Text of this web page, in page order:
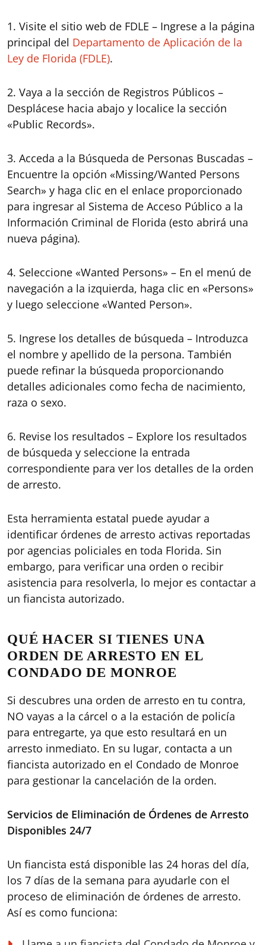
1. Visite el sitio web de FDLE – Ingrese a la página
principal del Departamento de Aplicación de la
Ley de Florida (FDLE).
2. Vaya a la sección de Registros Públicos –
Desplácese hacia abajo y localice la sección
«Public Records».
3. Acceda a la Búsqueda de Personas Buscadas –
Encuentre la opción «Missing/Wanted Persons
Search» y haga clic en el enlace proporcionado
para ingresar al Sistema de Acceso Público a la
Información Criminal de Florida (esto abrirá una
nueva página).
4. Seleccione «Wanted Persons» – En el menú de
navegación a la izquierda, haga clic en «Persons»
y luego seleccione «Wanted Person».
5. Ingrese los detalles de búsqueda – Introduzca
el nombre y apellido de la persona. También
puede refinar la búsqueda proporcionando
detalles adicionales como fecha de nacimiento,
raza o sexo.
6. Revise los resultados – Explore los resultados
de búsqueda y seleccione la entrada
correspondiente para ver los detalles de la orden
de arresto.
Esta herramienta estatal puede ayudar a
identificar órdenes de arresto activas reportadas
por agencias policiales en toda Florida. Sin
embargo, para verificar una orden o recibir
asistencia para resolverla, lo mejor es contactar a
un fiancista autorizado.
QUÉ HACER SI TIENES UNA
ORDEN DE ARRESTO EN EL
CONDADO DE MONROE
Si descubres una orden de arresto en tu contra,
NO vayas a la cárcel o a la estación de policía
para entregarte, ya que esto resultará en un
arresto inmediato. En su lugar, contacta a un
fiancista autorizado en el Condado de Monroe
para gestionar la cancelación de la orden.
Servicios de Eliminación de Órdenes de Arresto
Disponibles 24/7
Un fiancista está disponible las 24 horas del día,
los 7 días de la semana para ayudarle con el
proceso de eliminación de órdenes de arresto.
Así es como funciona: